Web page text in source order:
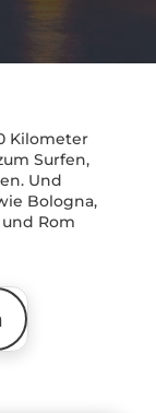
Kilometer
Surfen,
Und
Bologna,
Rom